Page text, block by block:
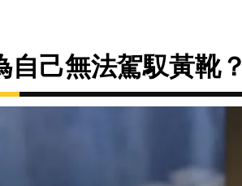
自己無法駕馭黃靴？